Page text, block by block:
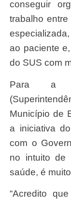
conseguir
trabalho
ao paciente
do SUS com
Para a assessora da SEMSA
Município de
a iniciativa
com o
no intuito de
saúde, é
“Acredito que é uma tentativa muito válida,